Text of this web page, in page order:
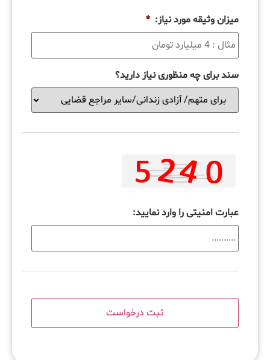
میزان وثیقه مورد نیاز: *
سند برای چه منظوری نیاز دارید؟
عبارت امنیتی را وارد نمایید: